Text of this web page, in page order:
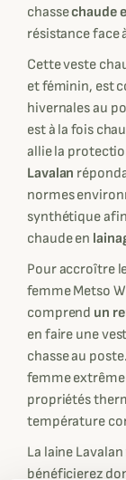
chassechaude
résistance face
Cette veste
et féminin, est
hivernales au
est à la fois
allie la
Lavalan
normes
synthétique
chaude en
Pour accroître
femme Metso
comprend un
en faire une
chasse au
femme
propriétés
température
La laine Lavalan
bénéficierez